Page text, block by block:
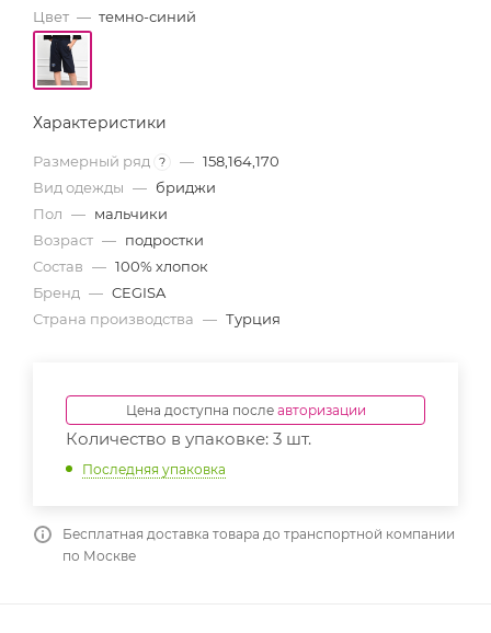
Цвет — темно-синий
Характеристики
Размерный ряд ? — 158,164,170
Вид одежды — бриджи
Пол — мальчики
Возраст — подростки
Состав — 100% хлопок
Бренд — CEGISA
Страна производства — Турция
Цена доступна после авторизации
Количество в упаковке: 3 шт.
Последняя упаковка
Бесплатная доставка товара до транспортной компании
по Москве